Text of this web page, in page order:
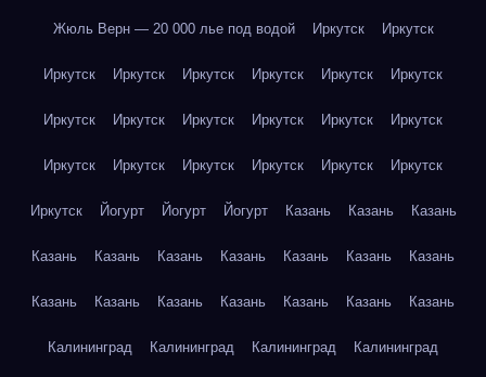
Жюль Верн — 20 000 лье под водой Иркутск Иркутск
Иркутск Иркутск Иркутск Иркутск Иркутск Иркутск
Иркутск Иркутск Иркутск Иркутск Иркутск Иркутск
Иркутск Иркутск Иркутск Иркутск Иркутск Иркутск
Иркутск Йогурт Йогурт Йогурт Казань Казань Казань
Казань Казань Казань Казань Казань Казань Казань
Казань Казань Казань Казань Казань Казань Казань
Калининград Калининград Калининград Калининград